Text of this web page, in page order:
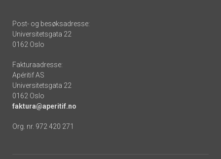
Post- og besøksadresse:
Universitetsgata 22
0162 Oslo
Fakturaadresse:
Apéritif AS
Universitetsgata 22
0162 Oslo
faktura@aperitif.no
Org. nr. 972 420 271